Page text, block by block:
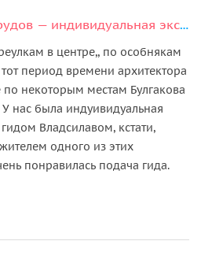
Готика Патриарших прудов — индивидуальная экскурсия
в центре,, по особнякам
период времени архитектора
некоторым местам Булгакова
нас была индуивидуальная
Владсилавом, кстати,
одного из этих
понравилась подача гида.